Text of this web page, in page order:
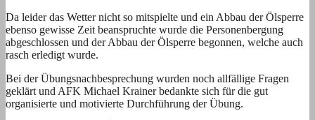
Da leider das Wetter nicht so mitspielte und ein Abbau der Ölsperre
ebenso gewisse Zeit beanspruchte wurde die Personenbergung
abgeschlossen und der Abbau der Ölsperre begonnen, welche auch
rasch erledigt wurde.
Bei der Übungsnachbesprechung wurden noch allfällige Fragen
geklärt und AFK Michael Krainer bedankte sich für die gut
organisierte und motivierte Durchführung der Übung.